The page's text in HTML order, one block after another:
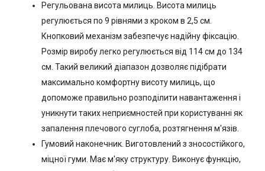
Регульована висота милиць. Висота милиць
регулюється по 9 рівнями з кроком в 2,5 см.
Кнопковий механізм забезпечує надійну фіксацію.
Розмір виробу легко регулюється від 114 см до 134
см. Такий великий діапазон дозволяє підібрати
максимально комфортну висоту милиць, що
допоможе правильно розподілити навантаження і
уникнути таких неприємностей при користуванні як
запалення плечового суглоба, розтягнення м'язів.
Гумовий наконечник. Виготовлений з зносостійкого,
міцної гуми. Має м'яку структуру. Виконує функцію,